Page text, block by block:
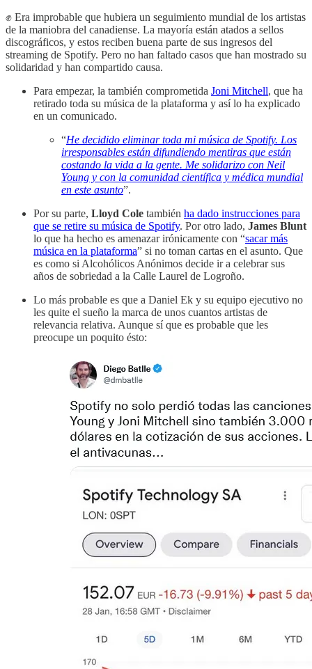
✊ Era improbable que hubiera un seguimiento mundial de los artistas
de la maniobra del canadiense. La mayoría están atados a sellos
discográficos, y estos reciben buena parte de sus ingresos del
streaming de Spotify. Pero no han faltado casos que han mostrado su
solidaridad y han compartido causa.
Para empezar, la también comprometida Joni Mitchell, que ha
retirado toda su música de la plataforma y así lo ha explicado
en un comunicado.
“He decidido eliminar toda mi música de Spotify. Los
irresponsables están difundiendo mentiras que están
costando la vida a la gente. Me solidarizo con Neil
Young y con la comunidad científica y médica mundial
en este asunto”.
Por su parte, Lloyd Cole también ha dado instrucciones para
que se retire su música de Spotify. Por otro lado, James Blunt
lo que ha hecho es amenazar irónicamente con “sacar más
música en la plataforma” si no toman cartas en el asunto. Que
es como si Alcohólicos Anónimos decide ir a celebrar sus
años de sobriedad a la Calle Laurel de Logroño.
Lo más probable es que a Daniel Ek y su equipo ejecutivo no
les quite el sueño la marca de unos cuantos artistas de
relevancia relativa. Aunque sí que es probable que les
preocupe un poquito ésto: